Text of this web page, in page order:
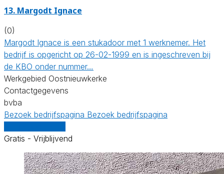
13. Margodt Ignace
(0)
Margodt Ignace is een stukadoor met 1 werknemer. Het
bedrijf is opgericht op 26-02-1999 en is ingeschreven bij
de KBO onder nummer…
Werkgebied Oostnieuwkerke
Contactgegevens
bvba
Bezoek bedrijfspagina Bezoek bedrijfspagina
Gratis - Vrijblijvend